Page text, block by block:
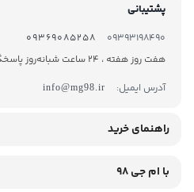
پشتیبانی
09393198490
09369085258
هفت روز هفته ، 24 ساعت شبانه‌روز پاسخگوی شما هستیم.
آدرس ایمیل:
info@mg98.ir
راهنمای خرید
با ام جی 98